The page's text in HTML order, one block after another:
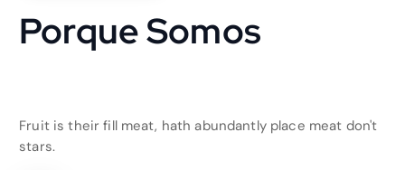
Porque Somos
Fruit is their fill meat, hath abundantly place meat don't
stars.